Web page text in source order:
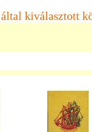
kiválasztott